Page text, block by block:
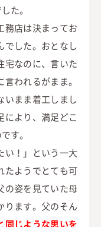
た。
務店は決まってお
でした。おとなし
宅なのに、言いた
われるがまま。
いまま着工しまし
により、満足どこ
す。
い！」という一大
たようでとても可
の姿を見ていた母
ります。父のそん
同じような思いを